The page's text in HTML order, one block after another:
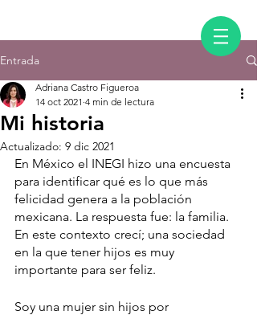
Entrada
Mi historia
Adriana Castro Figueroa
14 oct 2021 4 min de lectura
Actualizado: 9 dic 2021
En México el INEGI hizo una encuesta
para identificar qué es lo que más
felicidad genera a la población
mexicana. La respuesta fue: la familia.
En este contexto crecí; una sociedad
en la que tener hijos es muy
importante para ser feliz.
Soy una mujer sin hijos por